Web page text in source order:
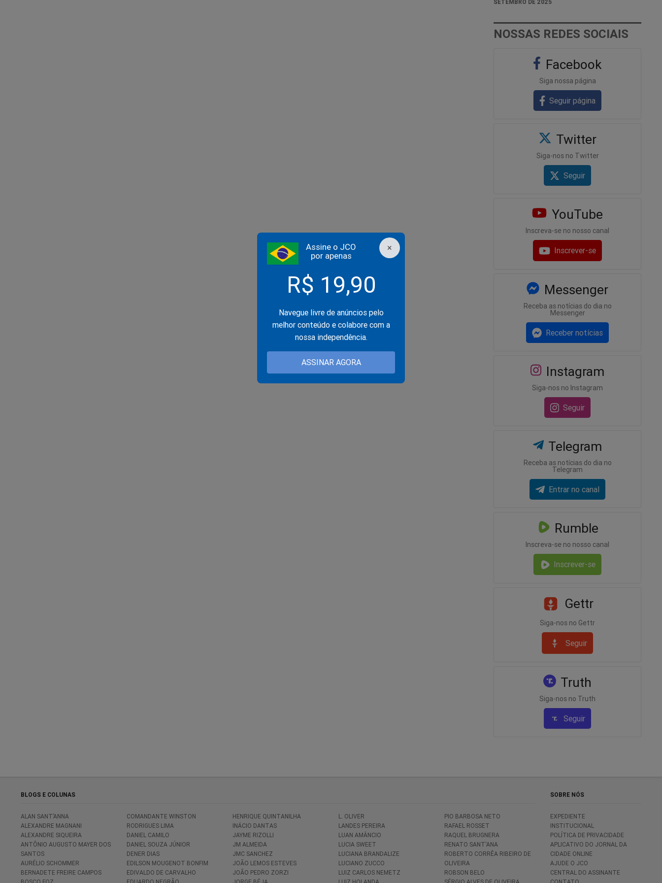
×
Assine o JCO
por apenas
R$ 19,90
Navegue livre de anúncios pelo
melhor conteúdo e colabore com a
nossa independência.
ASSINAR AGORA
SETEMBRO DE 2025
NOSSAS REDES SOCIAIS
Facebook
Siga nossa página
Seguir página
Twitter
Siga-nos no Twitter
Seguir
YouTube
Inscreva-se no nosso canal
Inscrever-se
Messenger
Receba as notícias do dia no
Messenger
Receber notícias
Instagram
Siga-nos no Instagram
Seguir
Telegram
Receba as notícias do dia no
Telegram
Entrar no canal
Rumble
Inscreva-se no nosso canal
Inscrever-se
Gettr
Siga-nos no Gettr
Seguir
Truth
Siga-nos no Truth
Seguir
BLOGS E COLUNAS
ALAN SANT’ANNA
ALEXANDRE MAGNANI
ALEXANDRE SIQUEIRA
ANTÔNIO AUGUSTO MAYER DOS
SANTOS
AURÉLIO SCHOMMER
BERNADETE FREIRE CAMPOS
COMANDANTE WINSTON
RODRIGUES LIMA
DANIEL CAMILO
DANIEL SOUZA JÚNIOR
DENER DIAS
EDILSON MOUGENOT BONFIM
EDIVALDO DE CARVALHO
HENRIQUE QUINTANILHA
INÁCIO DANTAS
JAYME RIZOLLI
JM ALMEIDA
JMC SANCHEZ
JOÃO LEMOS ESTEVES
JOÃO PEDRO ZORZI
L. OLIVER
LANDES PEREIRA
LUAN AMÂNCIO
LUCIA SWEET
LUCIANA BRANDALIZE
LUCIANO ZUCCO
LUIZ CARLOS NEMETZ
PIO BARBOSA NETO
RAFAEL ROSSET
RAQUEL BRUGNERA
RENATO SANT'ANA
ROBERTO CORRÊA RIBEIRO DE
OLIVEIRA
ROBSON BELO
SOBRE NÓS
EXPEDIENTE
INSTITUCIONAL
POLÍTICA DE PRIVACIDADE
APLICATIVO DO JORNAL DA
CIDADE ONLINE
AJUDE O JCO
CENTRAL DO ASSINANTE